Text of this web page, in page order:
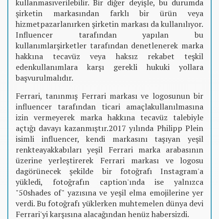
kullanmasıverilebilir. Bir diğer deyişle, bu durumda
şirketin markasından farklı bir ürün veya
hizmetpazarlanırken şirketin markası da kullanılıyor.
Influencer tarafından yapılan bu
kullanımlarşirketler tarafından denetlenerek marka
hakkına tecavüz veya haksız rekabet teşkil
edenkullanımlara karşı gerekli hukuki yollara
başvurulmalıdır.
Ferrari, tanınmış Ferrari markası ve logosunun bir
influencer tarafından ticari amaçlakullanılmasına
izin vermeyerek marka hakkına tecavüz talebiyle
açtığı davayı kazanmıştır.2017 yılında Philipp Plein
isimli influencer, kendi markasını taşıyan yeşil
renkteayakkabıları yeşil Ferrari marka arabasının
üzerine yerleştirerek Ferrari markası ve logosu
dagörünecek şekilde bir fotoğrafı Instagram'a
yükledi, fotoğrafın caption'ında ise yalnızca
"50shades of" yazısına ve yeşil elma emojilerine yer
verdi. Bu fotoğrafı yüklerken muhtemelen dünya devi
Ferrari'yi karşısına alacağından henüz habersizdi.